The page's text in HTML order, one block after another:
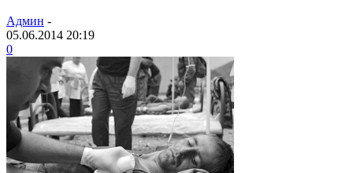
Админ -
05.06.2014 20:19
0